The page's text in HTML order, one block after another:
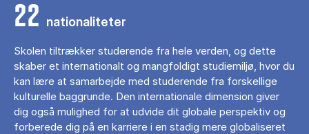
22 nationaliteter
Skolen tiltrækker studerende fra hele verden, og dette
skaber et internationalt og mangfoldigt studiemiljø, hvor du
kan lære at samarbejde med studerende fra forskellige
kulturelle baggrunde. Den internationale dimension giver
dig også mulighed for at udvide dit globale perspektiv og
forberede dig på en karriere i en stadig mere globaliseret